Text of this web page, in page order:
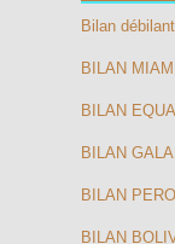
Bilan
BILAN
BILAN
BILAN
BILAN
BILAN